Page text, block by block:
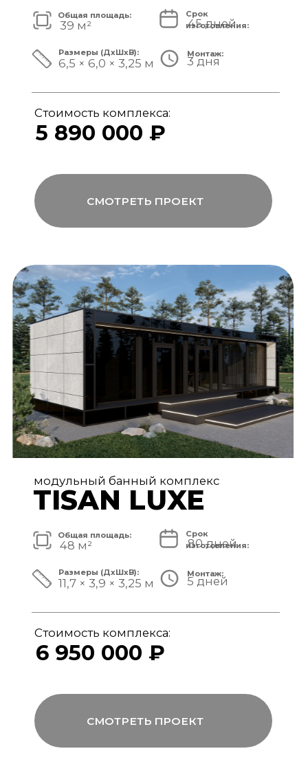
АРХИТЕКТУРА И ЭКСТЕРЬЕР
Мы совмещаем скорость модульной
сборки с технологиями капитального
строительства, включая использование
бетона, керамогранита и премиального
инженерного оборудования